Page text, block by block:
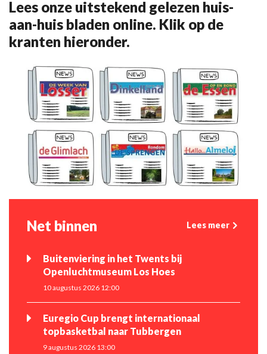
Lees onze uitstekend gelezen huis-
aan-huis bladen online. Klik op de
kranten hieronder.
Net binnen Lees meer
Buitenviering in het Twents bij
Openluchtmuseum Los Hoes
10 augustus 2026 12:00
Euregio Cup brengt internationaal
topbasketbal naar Tubbergen
9 augustus 2026 13:00